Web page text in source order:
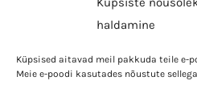
haldamine
Küpsised aitavad meil pakkuda teile e-
Meie e-poodi kasutades nõustute